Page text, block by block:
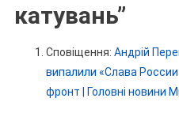
катувань”
Сповіщення: Андрій
випалили «Слава
фронт | Головні новини